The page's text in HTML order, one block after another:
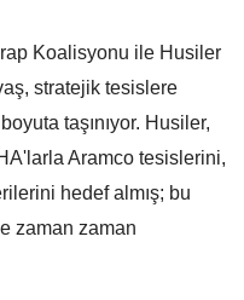
Koalisyonu ile Husiler
stratejik tesislere
taşınıyor. Husiler,
Aramco tesislerini,
hedef almış; bu
zaman zaman